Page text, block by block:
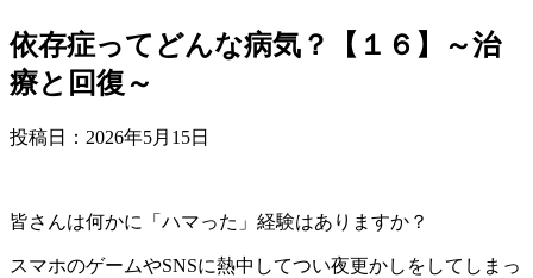
依存症ってどんな病気？【１６】～治
療と回復～
投稿日： 2026年5月15日
皆さんは何かに「ハマった」経験はありますか？
スマホのゲームやSNSに熱中してつい夜更かしをしてしまっ